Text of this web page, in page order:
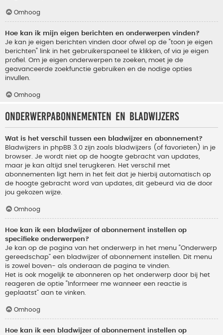
Omhoog
Hoe kan ik mijn eigen berichten en onderwerpen vinden?
Je kan je eigen berichten vinden door ofwel op de "toon je eigen
berichten" link in het gebruikerspaneel te klikken, of via je eigen
profiel. Om je eigen onderwerpen te zoeken, moet je de
geavanceerde zoekfunctie gebruiken en de nodige opties
invullen.
Omhoog
Onderwerpabonnementen en bladwijzers
Wat is het verschil tussen een bladwijzer en abonnement?
Bladwijzers in phpBB 3.0 zijn zoals bladwijzers (of favorieten) in je
browser. Je wordt niet op de hoogte gebracht van updates,
maar je kan altijd snel terugkeren. Het verschil met
abonnementen ligt hem in het feit dat je hierbij automatisch op
de hoogte gebracht word van updates, dit gebeurd via de door
jou gekozen wijze.
Omhoog
Hoe kan ik een bladwijzer of abonnement instellen op
specifieke onderwerpen?
Je kan op de pagina van het onderwerp in het menu “Onderwerp
gereedschap” een bladwijzer of abonnement instellen. Dit menu
is zowel boven- als onderaan de pagina te vinden.
Het is ook mogelijk te abonneren op het onderwerp door bij het
reageren de optie “Informeer me wanneer een reactie is
geplaatst” aan te vinken.
Omhoog
Hoe kan ik een bladwijzer of abonnement instellen op